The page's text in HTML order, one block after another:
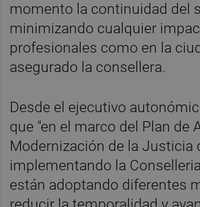
momento la continuidad del
minimizando cualquier
profesionales como en la
asegurado la consellera.
Desde el ejecutivo
que "en el marco del Plan de
Modernización de la Justicia
implementando la
están adoptando diferentes